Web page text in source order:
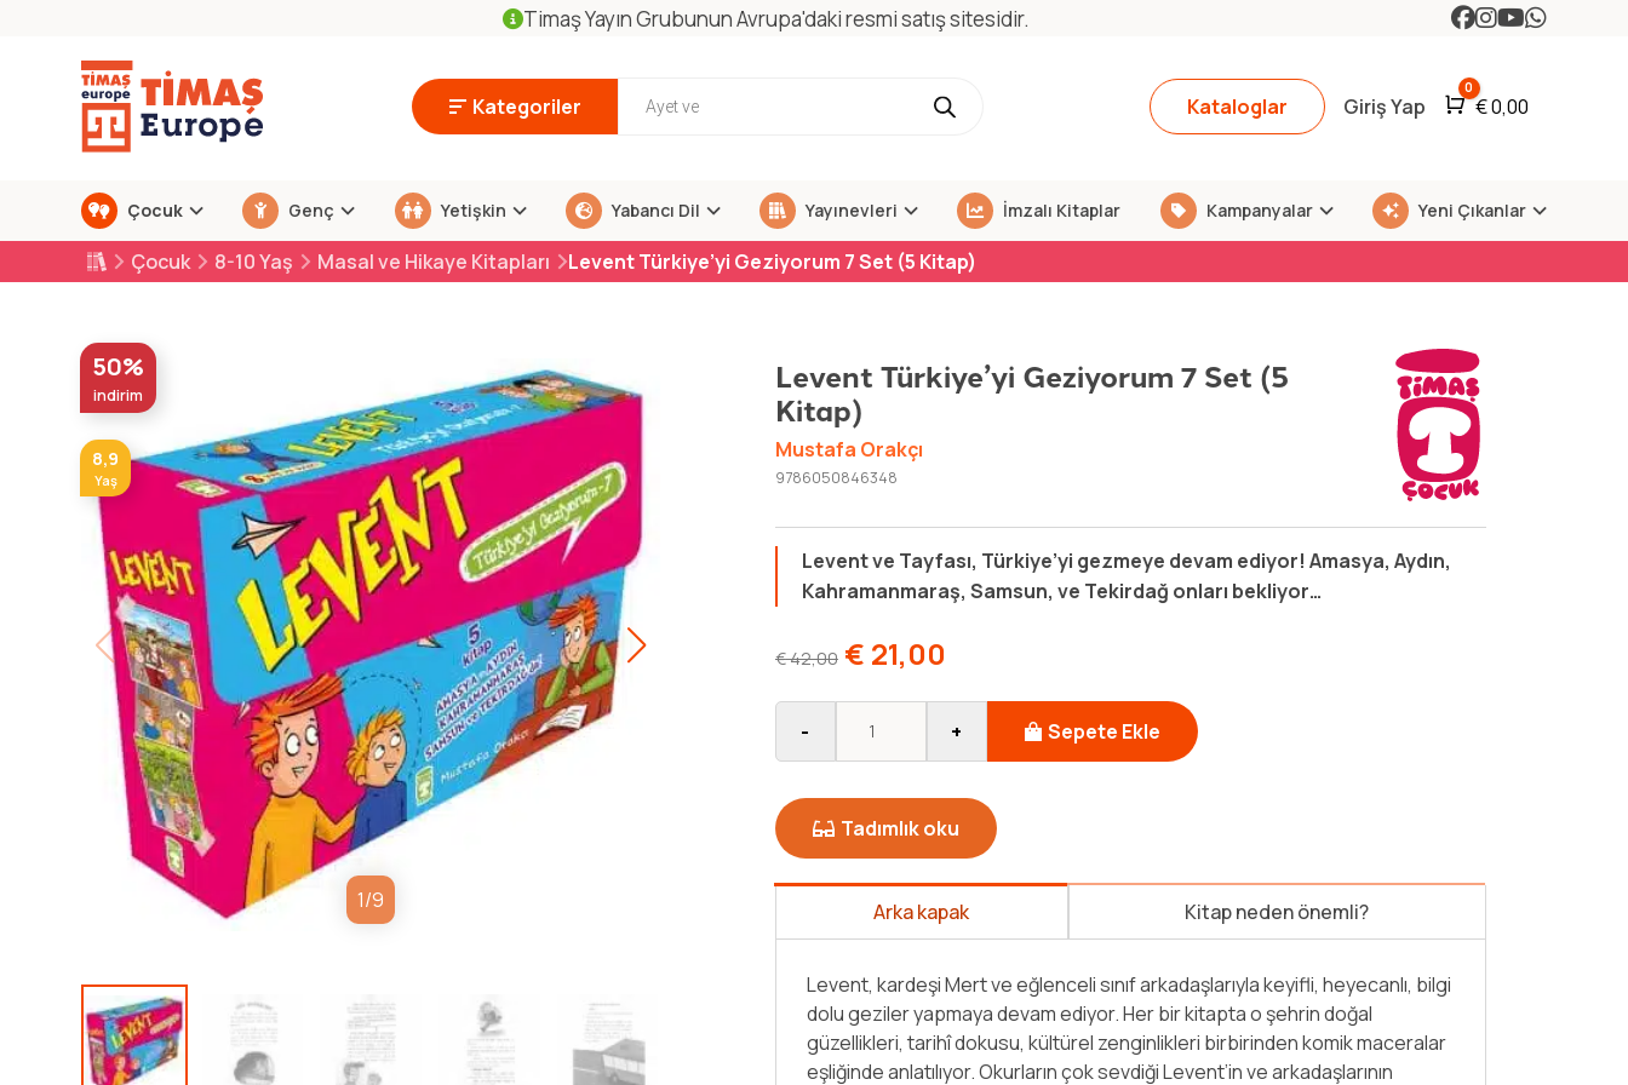
Timaş Yayın Grubunun Avrupa'daki resmi satış sitesidir.
Kategoriler Kataloglar Giriş Yap Araba
0
€0,00
Çocuk Genç Yetişkin Yabancı Dil Yayınevleri İmzalı Kitaplar Kampanyalar Yeni Çıkanlar
Çocuk 8-10 Yaş Masal ve Hikaye Kitapları Levent Türkiye’yi Geziyorum 7 Set (5 Kitap)
50%
indirim
8,9
Yaş
1/9
Levent Türkiye’yi Geziyorum 7 Set (5
Kitap)
Mustafa Orakçı
9786050846348
Levent ve Tayfası, Türkiye’yi gezmeye devam ediyor! Amasya, Aydın,
Kahramanmaraş, Samsun, ve Tekirdağ onları bekliyor…
€42,00 € 21,00
- + Sepete Ekle
Tadımlık oku
Arka kapak Kitap neden önemli?
Levent, kardeşi Mert ve eğlenceli sınıf arkadaşlarıyla keyifli, heyecanlı, bilgi
dolu geziler yapmaya devam ediyor. Her bir kitapta o şehrin doğal
güzellikleri, tarihî dokusu, kültürel zenginlikleri birbirinden komik maceralar
eşliğinde anlatılıyor. Okurların çok sevdiği Levent’in ve arkadaşlarının